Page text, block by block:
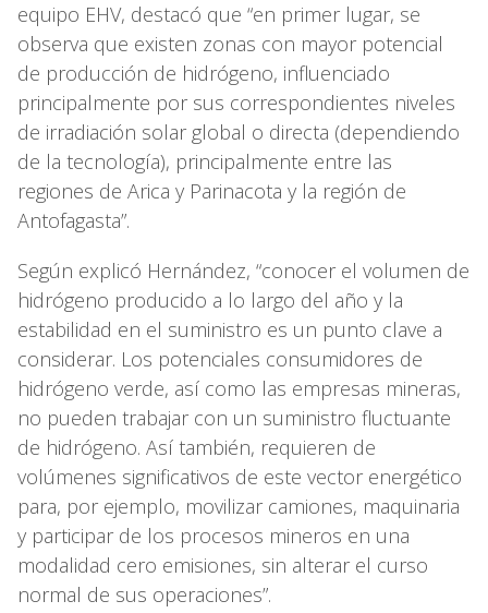
equipo EHV, destacó que “en primer lugar, se
observa que existen zonas con mayor potencial
de producción de hidrógeno, influenciado
principalmente por sus correspondientes niveles
de irradiación solar global o directa (dependiendo
de la tecnología), principalmente entre las
regiones de Arica y Parinacota y la región de
Antofagasta”.
Según explicó Hernández, “conocer el volumen de
hidrógeno producido a lo largo del año y la
estabilidad en el suministro es un punto clave a
considerar. Los potenciales consumidores de
hidrógeno verde, así como las empresas mineras,
no pueden trabajar con un suministro fluctuante
de hidrógeno. Así también, requieren de
volúmenes significativos de este vector energético
para, por ejemplo, movilizar camiones, maquinaria
y participar de los procesos mineros en una
modalidad cero emisiones, sin alterar el curso
normal de sus operaciones”.